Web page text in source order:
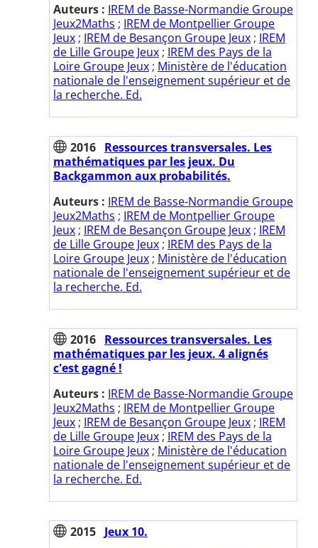
Auteurs : IREM de Basse-Normandie Groupe
Jeux2Maths ; IREM de Montpellier Groupe
Jeux ; IREM de Besançon Groupe Jeux ; IREM
de Lille Groupe Jeux ; IREM des Pays de la
Loire Groupe Jeux ; Ministère de l'éducation
nationale de l'enseignement supérieur et de
la recherche. Ed.
2016 Ressources transversales. Les
mathématiques par les jeux. Du
Backgammon aux probabilités.
Auteurs : IREM de Basse-Normandie Groupe
Jeux2Maths ; IREM de Montpellier Groupe
Jeux ; IREM de Besançon Groupe Jeux ; IREM
de Lille Groupe Jeux ; IREM des Pays de la
Loire Groupe Jeux ; Ministère de l'éducation
nationale de l'enseignement supérieur et de
la recherche. Ed.
2016 Ressources transversales. Les
mathématiques par les jeux. 4 alignés
c'est gagné !
Auteurs : IREM de Basse-Normandie Groupe
Jeux2Maths ; IREM de Montpellier Groupe
Jeux ; IREM de Besançon Groupe Jeux ; IREM
de Lille Groupe Jeux ; IREM des Pays de la
Loire Groupe Jeux ; Ministère de l'éducation
nationale de l'enseignement supérieur et de
la recherche. Ed.
2015 Jeux 10.